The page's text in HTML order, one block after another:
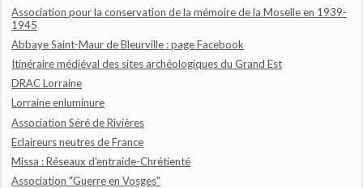
Association pour la conservation de la mémoire de la Moselle en 1939-
1945
Abbaye Saint-Maur de Bleurville : page Facebook
Itinéraire médiéval des sites archéologiques du Grand Est
DRAC Lorraine
Lorraine enluminure
Association Séré de Rivières
Eclaireurs neutres de France
Missa : Réseaux d'entraide-Chrétienté
Association "Guerre en Vosges"